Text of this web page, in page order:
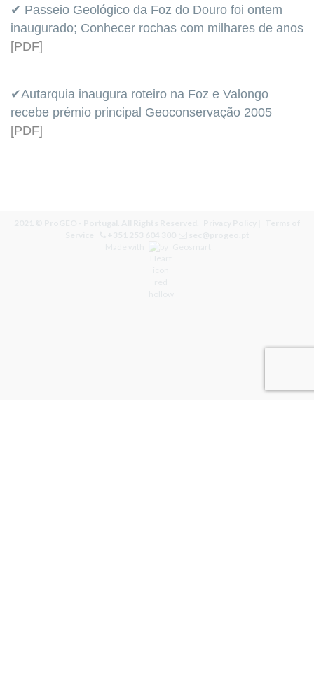
✔ Passeio Geológico da Foz do Douro foi ontem
inaugurado; Conhecer rochas com milhares de anos
[PDF]
✔Autarquia inaugura roteiro na Foz e Valongo
recebe prémio principal Geoconservação 2005
[PDF]
by